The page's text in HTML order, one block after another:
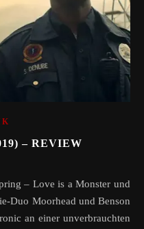
– REVIEW
Duo Moorhead und Benson
an einer unverbrauchten